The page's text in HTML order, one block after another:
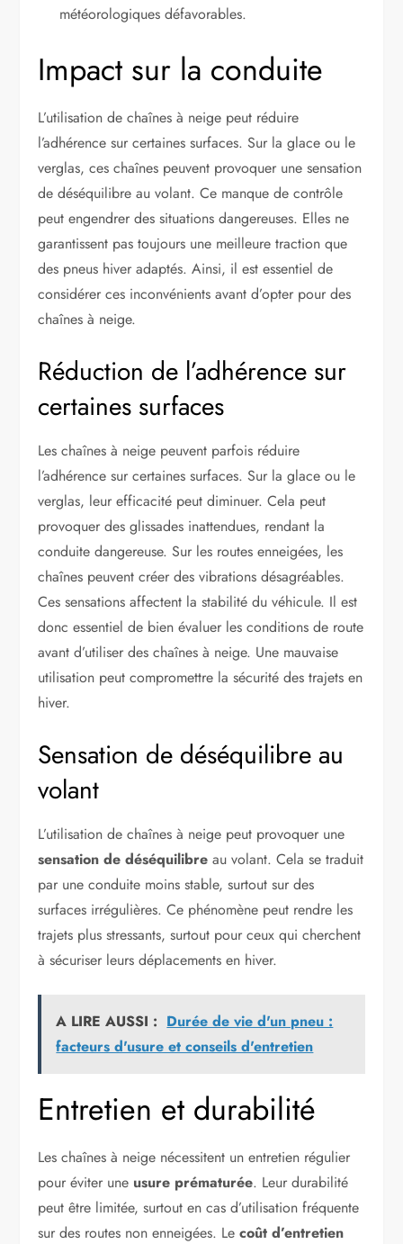
météorologiques défavorables.
Impact sur la conduite
L’utilisation de chaînes à neige peut réduire
l’adhérence sur certaines surfaces. Sur la glace ou le
verglas, ces chaînes peuvent provoquer une sensation
de déséquilibre au volant. Ce manque de contrôle
peut engendrer des situations dangereuses. Elles ne
garantissent pas toujours une meilleure traction que
des pneus hiver adaptés. Ainsi, il est essentiel de
considérer ces inconvénients avant d’opter pour des
chaînes à neige.
Réduction de l’adhérence sur
certaines surfaces
Les chaînes à neige peuvent parfois réduire
l’adhérence sur certaines surfaces. Sur la glace ou le
verglas, leur efficacité peut diminuer. Cela peut
provoquer des glissades inattendues, rendant la
conduite dangereuse. Sur les routes enneigées, les
chaînes peuvent créer des vibrations désagréables.
Ces sensations affectent la stabilité du véhicule. Il est
donc essentiel de bien évaluer les conditions de route
avant d’utiliser des chaînes à neige. Une mauvaise
utilisation peut compromettre la sécurité des trajets en
hiver.
Sensation de déséquilibre au
volant
L’utilisation de chaînes à neige peut provoquer une
sensation de déséquilibre au volant. Cela se traduit
par une conduite moins stable, surtout sur des
surfaces irrégulières. Ce phénomène peut rendre les
trajets plus stressants, surtout pour ceux qui cherchent
à sécuriser leurs déplacements en hiver.
A LIRE AUSSI : Durée de vie d'un pneu :
facteurs d'usure et conseils d'entretien
Entretien et durabilité
Les chaînes à neige nécessitent un entretien régulier
pour éviter une usure prématurée. Leur durabilité
peut être limitée, surtout en cas d’utilisation fréquente
sur des routes non enneigées. Lecoût d’entretien